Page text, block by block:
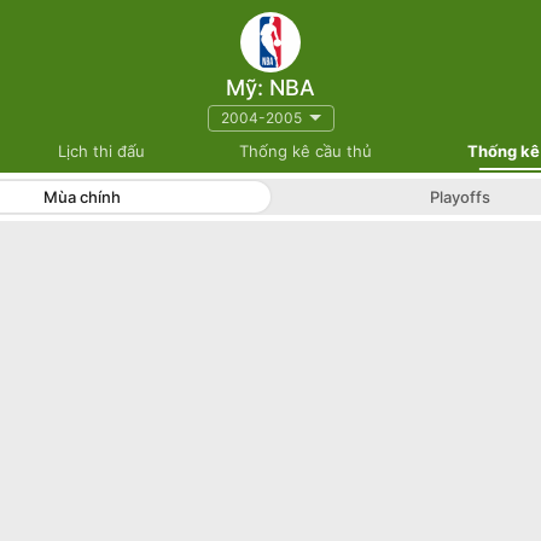
Mỹ: NBA
2004-2005
Lịch thi đấu Thống kê cầu thủ Thống
Mùa chính Playoffs